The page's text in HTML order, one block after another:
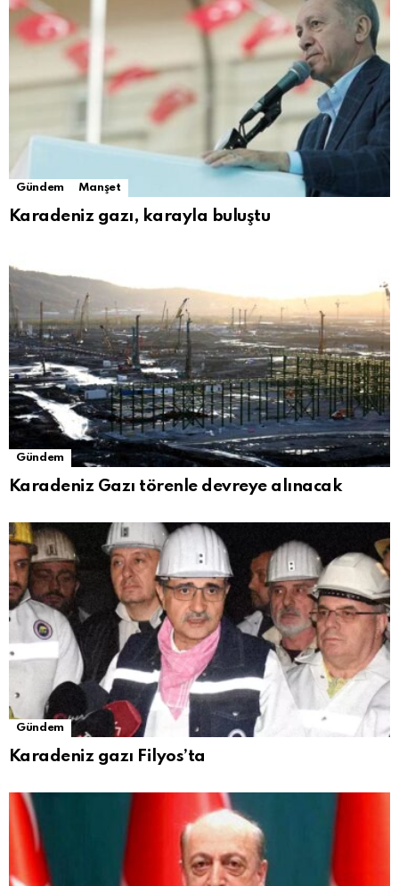
Gündem Manşet
Karadeniz gazı, karayla buluştu
Gündem
Karadeniz Gazı törenle devreye alınacak
Gündem
Karadeniz gazı Filyos’ta